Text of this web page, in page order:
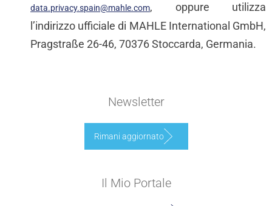
data.privacy.spain@mahle.com, oppure utilizza
l’indirizzo ufficiale di MAHLE International GmbH,
Pragstraße 26-46, 70376 Stoccarda, Germania.
Newsletter
Rimani aggiornato
Il Mio Portale